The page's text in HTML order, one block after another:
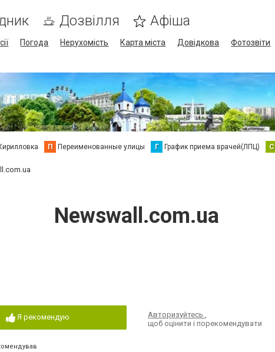
Дозвілля Афіша
Погода Нерухомість Карта міста Довідкова Фотозвіти
П Переименованные улицы Г График приема врачей(ЛПЦ) С
Newswall.com.ua
Я рекомендую Авторизуйтесь,
щоб оцінити і порекомендувати